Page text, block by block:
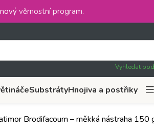
věrnostní program.
Vyhledat
SubstrátyHnojiva a postřiky
Brodifacoum – měkká nástraha 150